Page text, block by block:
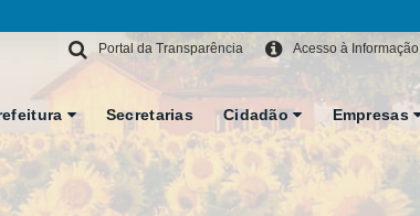
Acesso à Informação
Portal da Transparência
Secretarias Cidadão Empresas